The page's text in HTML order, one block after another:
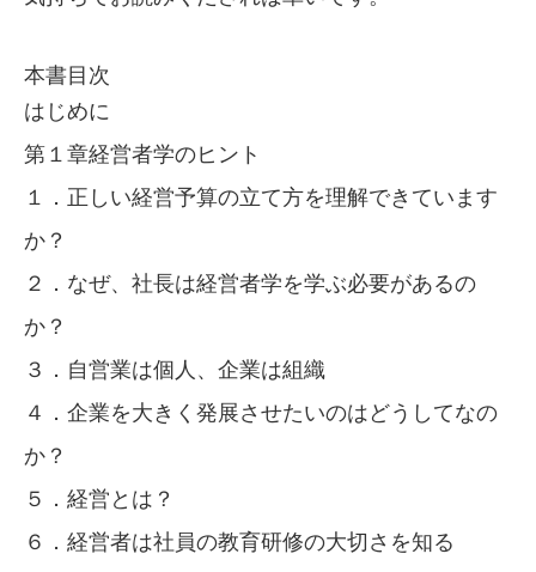
本書目次
はじめに
第１章経営者学のヒント
１．正しい経営予算の立て方を理解できています
か？
２．なぜ、社長は経営者学を学ぶ必要があるの
か？
３．自営業は個人、企業は組織
４．企業を大きく発展させたいのはどうしてなの
か？
５．経営とは？
６．経営者は社員の教育研修の大切さを知る